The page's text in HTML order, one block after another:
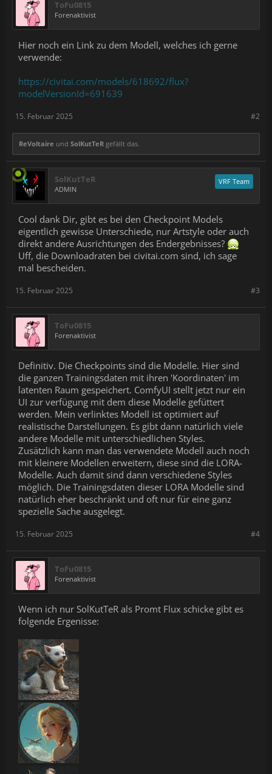
ToFu0815
Forenaktivist
Hier noch ein Link zu dem Modell, welches ich gerne
verwende:
https://civitai.com/models/618692/flux?
modelVersionId=691639
#2
15. Februar 2025
ReVoltaire und SolKutTeR gefällt das.
SolKutTeR
ADMIN
VRF Team
Cool dank Dir, gibt es bei den Checkpoint Models
eigentlich gewisse Unterschiede, nur Artstyle oder auch
direkt andere Ausrichtungen des Endergebnisses?
Uff, die Downloadraten bei civitai.com sind, ich sage
mal bescheiden.
#3
15. Februar 2025
ToFu0815
Forenaktivist
Definitiv. Die Checkpoints sind die Modelle. Hier sind
die ganzen Trainingsdaten mit ihren 'Koordinaten' im
latenten Raum gespeichert. ComfyUI stellt jetzt nur ein
UI zur verfügung mit dem diese Modelle gefüttert
werden. Mein verlinktes Modell ist optimiert auf
realistische Darstellungen. Es gibt dann natürlich viele
andere Modelle mit unterschiedlichen Styles.
Zusätzlich kann man das verwendete Modell auch noch
mit kleinere Modellen erweitern, diese sind die LORA-
Modelle. Auch damit sind dann verschiedene Styles
möglich. Die Trainingsdaten dieser LORA Modelle sind
natürlich eher beschränkt und oft nur für eine ganz
spezielle Sache ausgelegt.
#4
15. Februar 2025
ToFu0815
Forenaktivist
Wenn ich nur SolKutTeR als Promt Flux schicke gibt es
folgende Ergenisse: